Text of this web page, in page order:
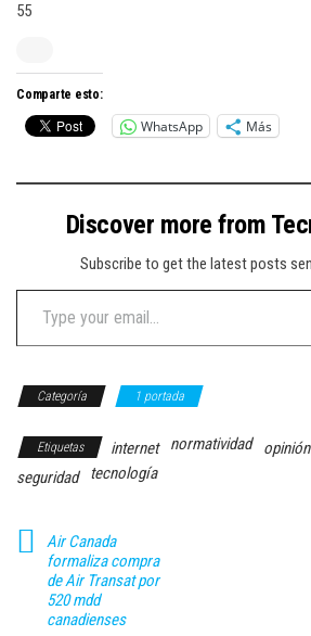
55
Comparte esto:
WhatsApp Más
Discover more from
Subscribe to get the latest posts
Type your email…
Categoría 1 portada
Etiquetas internet normatividad opinión
seguridad
tecnología
Air Canada
formaliza compra
de Air Transat por
520 mdd
canadienses